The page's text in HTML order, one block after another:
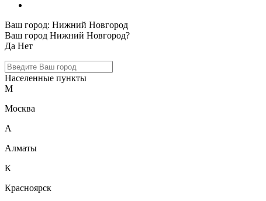
Ваш город: Нижний Новгород
Ваш город Нижний Новгород?
Да Нет
Населенные пункты
М
Москва
А
Алматы
К
Красноярск